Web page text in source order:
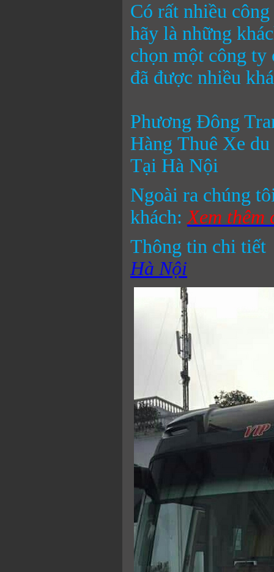
Có rất nhiều
hãy là những
chọn một công ty
đã được nhiều
Phương Đông
Hàng Thuê Xe
Tại Hà Nội
Ngoài ra chúng
khách:Xem thêm
Thông tin chi
Hà Nội